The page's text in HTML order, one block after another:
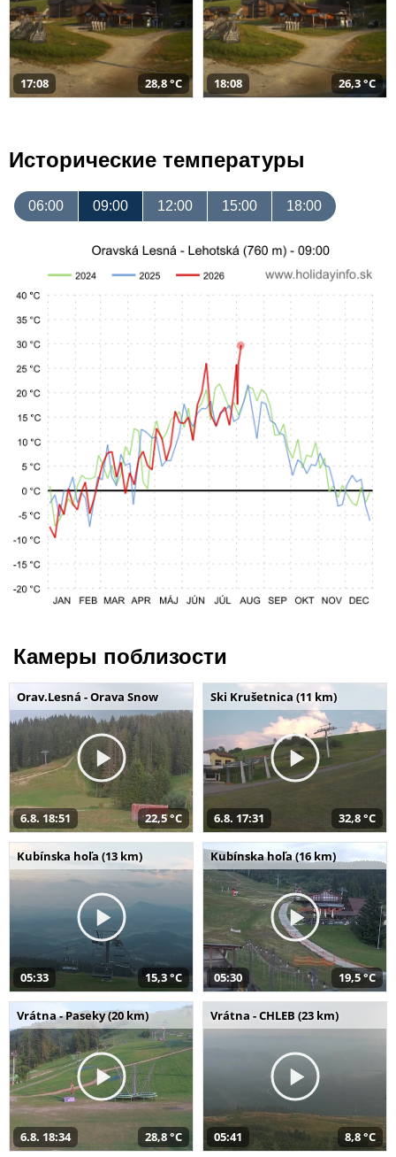
17:08 28,8 °C 18:08 26,3 °C
Исторические температуры
06:00 09:00 12:00 15:00 18:00
Камеры поблизости
Orav.Lesná - Orava Snow
6.8. 18:51 22,5 °C
Ski Krušetnica (11 km)
6.8. 17:31 32,8 °C
Kubínska hoľa (13 km)
05:33 15,3 °C
Kubínska hoľa (16 km)
05:30 19,5 °C
Vrátna - Paseky (20 km)
6.8. 18:34 28,8 °C
Vrátna - CHLEB (23 km)
05:41 8,8 °C